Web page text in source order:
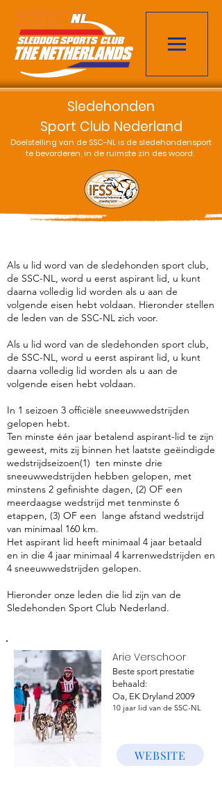
Sledehonden
Sport Club Nederland
Doelstelling van de SSC-NL is de sledehondensport
te bevorderen, in de ruimste zin des woord.
Als u lid word van de sledehonden sport club,
de SSC-NL, word u eerst aspirant lid, u kunt
daarna volledig lid worden als u aan de
volgende eisen hebt voldaan. Hieronder stellen
de leden van de SSC-NL zich voor.
Als u lid word van de sledehonden sport club,
de SSC-NL, word u eerst aspirant lid, u kunt
daarna volledig lid worden als u aan de
volgende eisen hebt voldaan.
In 1 seizoen 3 officiële sneeuwwedstrijden
gelopen hebt.
Ten minste één jaar betalend aspirant-lid te zijn
geweest, mits zij binnen het laatste geëindigde
wedstrijdseizoen(1) ten minste drie
sneeuwwedstrijden hebben gelopen, met
minstens 2 gefinishte dagen, (2) OF een
meerdaagse wedstrijd met tenminste 6
etappen, (3) OF een lange afstand wedstrijd
van minimaal 160 km.
Het aspirant lid heeft minimaal 4 jaar betaald
en in die 4 jaar minimaal 4 karrenwedstrijden en
4 sneeuwwedstrijden gelopen.
Hieronder onze leden die lid zijn van de
Sledehonden Sport Club Nederland.
Arie Verschoor
Beste sport prestatie
behaald:
Oa, EK Dryland 2009
10 jaar lid van de SSC-NL
WEBSITE